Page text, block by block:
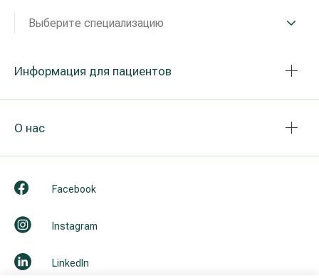
Выберите специализацию
Информация для пациентов
О нас
Facebook
Instagram
LinkedIn
Все услуги